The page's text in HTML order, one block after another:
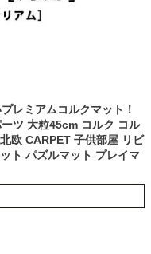
レミアムコルクマット！
ツ 大粒45cm コルク コル
欧 CARPET 子供部屋 リビ
ト パズルマット プレイマ